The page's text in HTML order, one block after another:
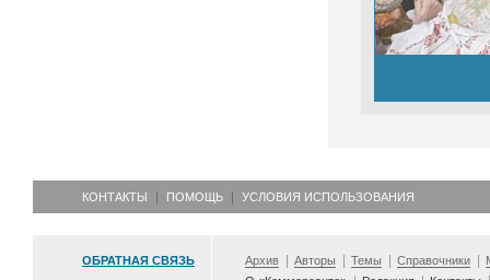
КОНТАКТЫ ПОМОЩЬ УСЛОВИЯ ИСПОЛЬЗОВАНИЯ
ОБРАТНАЯ СВЯЗЬ Архив Авторы Темы Справочники